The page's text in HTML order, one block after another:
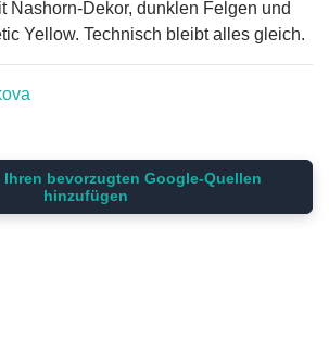
Nashorn-Dekor, dunklen Felgen und
Yellow. Technisch bleibt alles gleich.
Ihren bevorzugten Google-Quellen
hinzufügen